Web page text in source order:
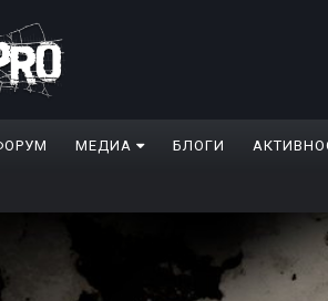
МЕДИА БЛОГИ